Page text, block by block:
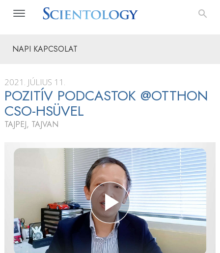
NAPI KAPCSOLAT
2021. JÚLIUS 11.
POZITÍV PODCASTOK @OTTHON
CSO-HSÜVEL
TAJPEJ, TAJVAN